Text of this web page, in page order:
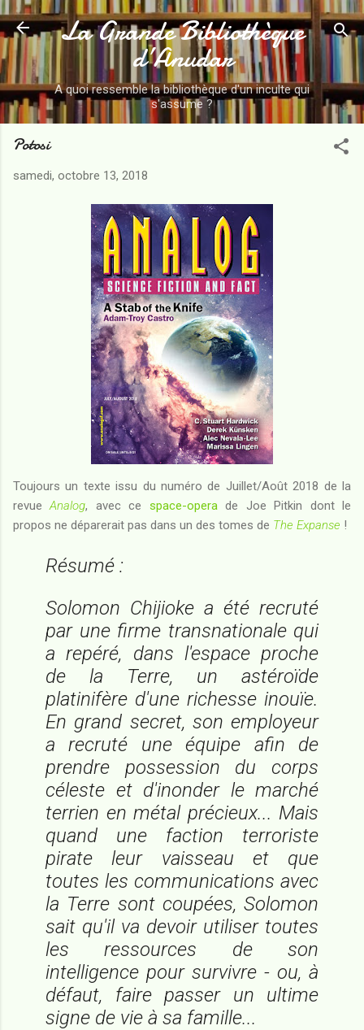
Accéder au contenu principal
La Grande Bibliothèque
d’Anudar
A quoi ressemble la bibliothèque d'un inculte qui
s'assume ?
Potosi
samedi, octobre 13, 2018
Toujours un texte issu du numéro de Juillet/Août 2018 de la
revueAnalog, avec ce space-operade Joe Pitkin dont le
propos ne déparerait pas dans un des tomes de The Expanse !
Résumé :
Solomon Chijioke a été recruté
par une firme transnationale qui
a repéré, dans l'espace proche
de la Terre, un astéroïde
platinifère d'une richesse inouïe.
En grand secret, son employeur
a recruté une équipe afin de
prendre possession du corps
céleste et d'inonder le marché
terrien en métal précieux... Mais
quand une faction terroriste
pirate leur vaisseau et que
toutes les communications avec
la Terre sont coupées, Solomon
sait qu'il va devoir utiliser toutes
les ressources de son
intelligence pour survivre - ou, à
défaut, faire passer un ultime
signe de vie à sa famille...